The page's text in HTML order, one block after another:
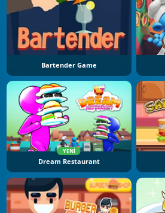
Bartender Game
YENI
Dream Restaurant